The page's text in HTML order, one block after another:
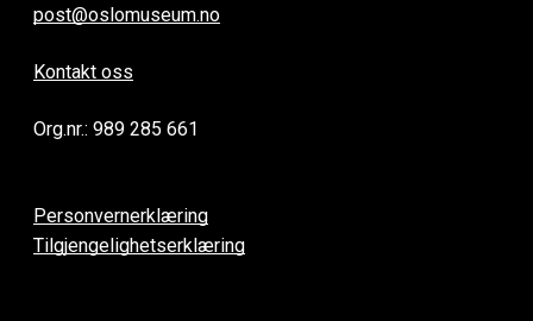
post@oslomuseum.no
Kontakt oss
Org.nr.: 989 285 661
Personvernerklæring
Tilgjengelighetserklæring